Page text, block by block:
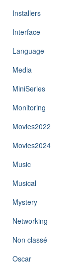
Installers
Interface
Language
Media
MiniSeries
Monitoring
Movies2022
Movies2024
Music
Musical
Mystery
Networking
Non classé
Oscar